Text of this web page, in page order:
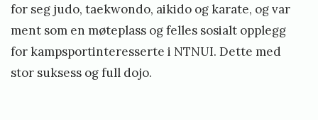
s
e
i
for seg judo, taekwondo, aikido og karate, og var
ment som en møteplass og felles sosialt opplegg
for kampsportinteresserte i NTNUI. Dette med
stor suksess og full dojo.